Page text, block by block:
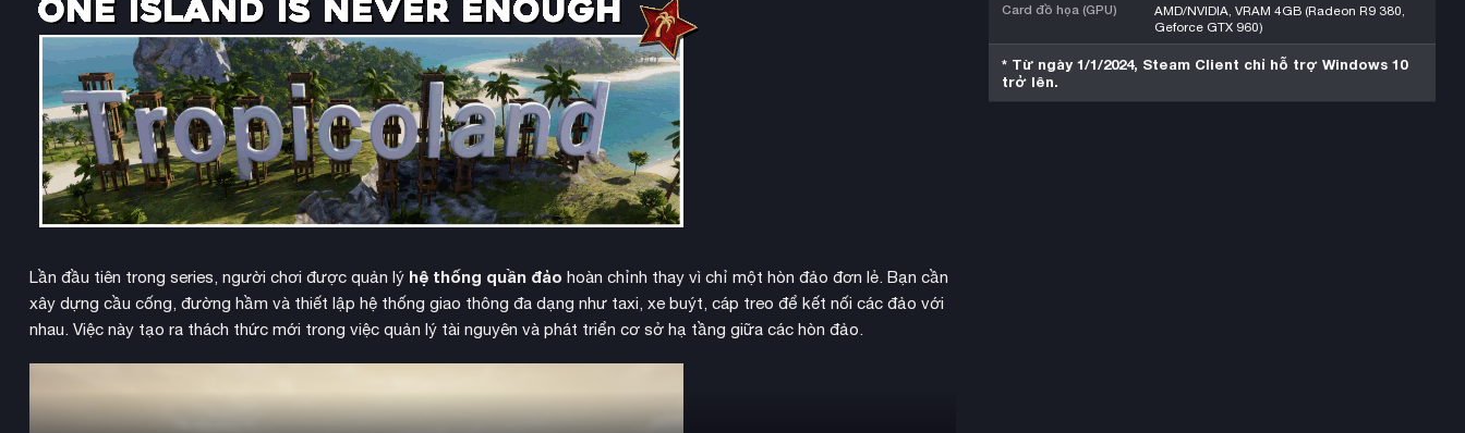
Lần đầu tiên trong series, người chơi được quản lý hệ thống quần đảo hoàn chỉnh thay vì chỉ một hòn đảo đơn lẻ. Bạn cần
xây dựng cầu cống, đường hầm và thiết lập hệ thống giao thông đa dạng như taxi, xe buýt, cáp treo để kết nối các đảo với
nhau. Việc này tạo ra thách thức mới trong việc quản lý tài nguyên và phát triển cơ sở hạ tầng giữa các hòn đảo.
Card đồ họa (GPU)
AMD/NVIDIA, VRAM 4GB (Radeon R9 380,
Geforce GTX 960)
* Từ ngày 1/1/2024, Steam Client chỉ hỗ trợ Windows 10
trở lên.